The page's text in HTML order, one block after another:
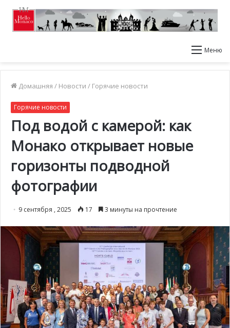
Меню
Домашняя / Новости / Горячие новости
Горячие новости
Под водой с камерой: как
Монако открывает новые
горизонты подводной
фотографии
9 сентября , 2025 17 3 минуты на прочтение